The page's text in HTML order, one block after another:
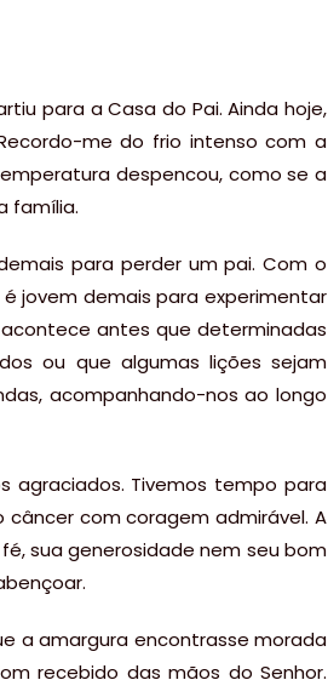
para a Casa do Pai. Ainda hoje,
me do frio intenso com a
despencou, como se a
família.
para perder um pai. Com o
jovem demais para experimentar
antes que determinadas
ou que algumas lições sejam
acompanhando-nos ao longo
agraciados. Tivemos tempo para
com coragem admirável. A
sua generosidade nem seu bom
a amargura encontrasse morada
recebido das mãos do Senhor.